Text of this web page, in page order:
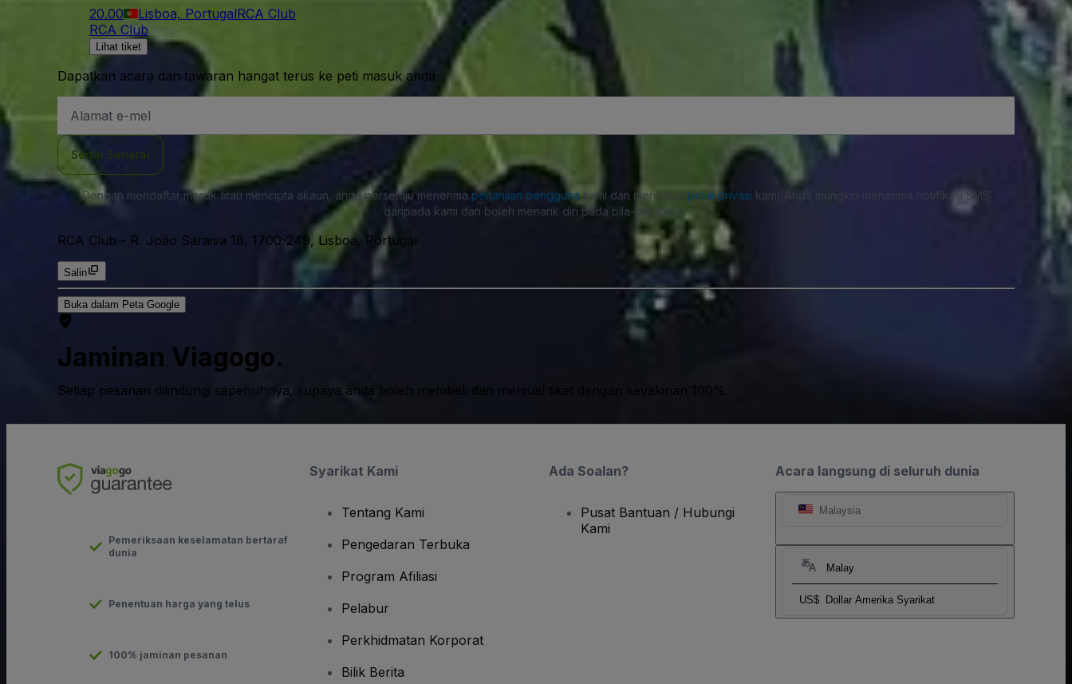
20.00 Lisboa, PortugalRCA Club
RCA Club
Lihat tiket
Dapatkan acara dan tawaran hangat terus ke peti masuk anda
E-
Sertai Senarai
Dengan mendaftar masuk atau mencipta akaun, anda bersetuju menerimaperjanjian penggunakami dan mengakui polisi privasi kami. Anda mungkin menerima notifikasi SMS
daripada kami dan boleh menarik diri pada bila-bila masa.
RCA Club - R. João Saraiva 18, 1700-249, Lisboa, Portugal
Salin
Buka dalam Peta Google
Jaminan Viagogo.
Setiap pesanan dilindungi sepenuhnya, supaya anda boleh membeli dan menjual tiket dengan keyakinan 100%.
Acara langsung di seluruh dunia
Malaysia
Malay
US$ Dollar Amerika Syarikat
Pemeriksaan keselamatan bertaraf
dunia
Penentuan harga yang telus
100% jaminan pesanan
Syarikat Kami
Tentang Kami
Pengedaran Terbuka
Program Afiliasi
Pelabur
Perkhidmatan Korporat
Bilik Berita
Ada Soalan?
Pusat Bantuan / Hubungi
Kami